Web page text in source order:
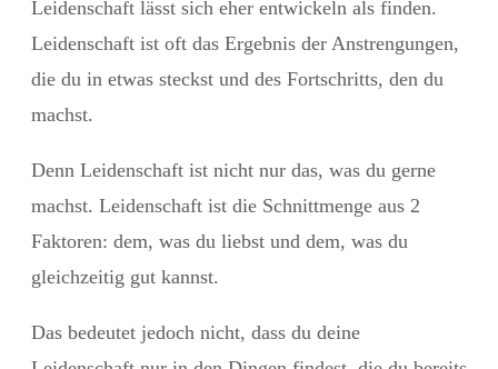
Leidenschaft lässt sich eher entwickeln als finden.
Leidenschaft ist oft das Ergebnis der Anstrengungen,
die du in etwas steckst und des Fortschritts, den du
machst.
Denn Leidenschaft ist nicht nur das, was du gerne
machst. Leidenschaft ist die Schnittmenge aus 2
Faktoren: dem, was du liebst und dem, was du
gleichzeitig gut kannst.
Das bedeutet jedoch nicht, dass du deine